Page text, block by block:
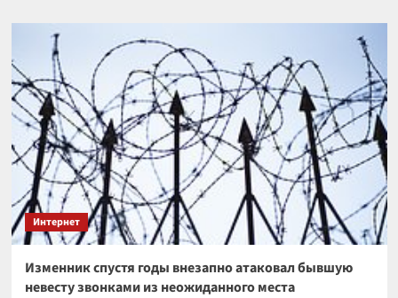
рассказали
о
новой
роли
Су-57
Интернет
Изменник спустя годы внезапно атаковал бывшую
невесту звонками из неожиданного места